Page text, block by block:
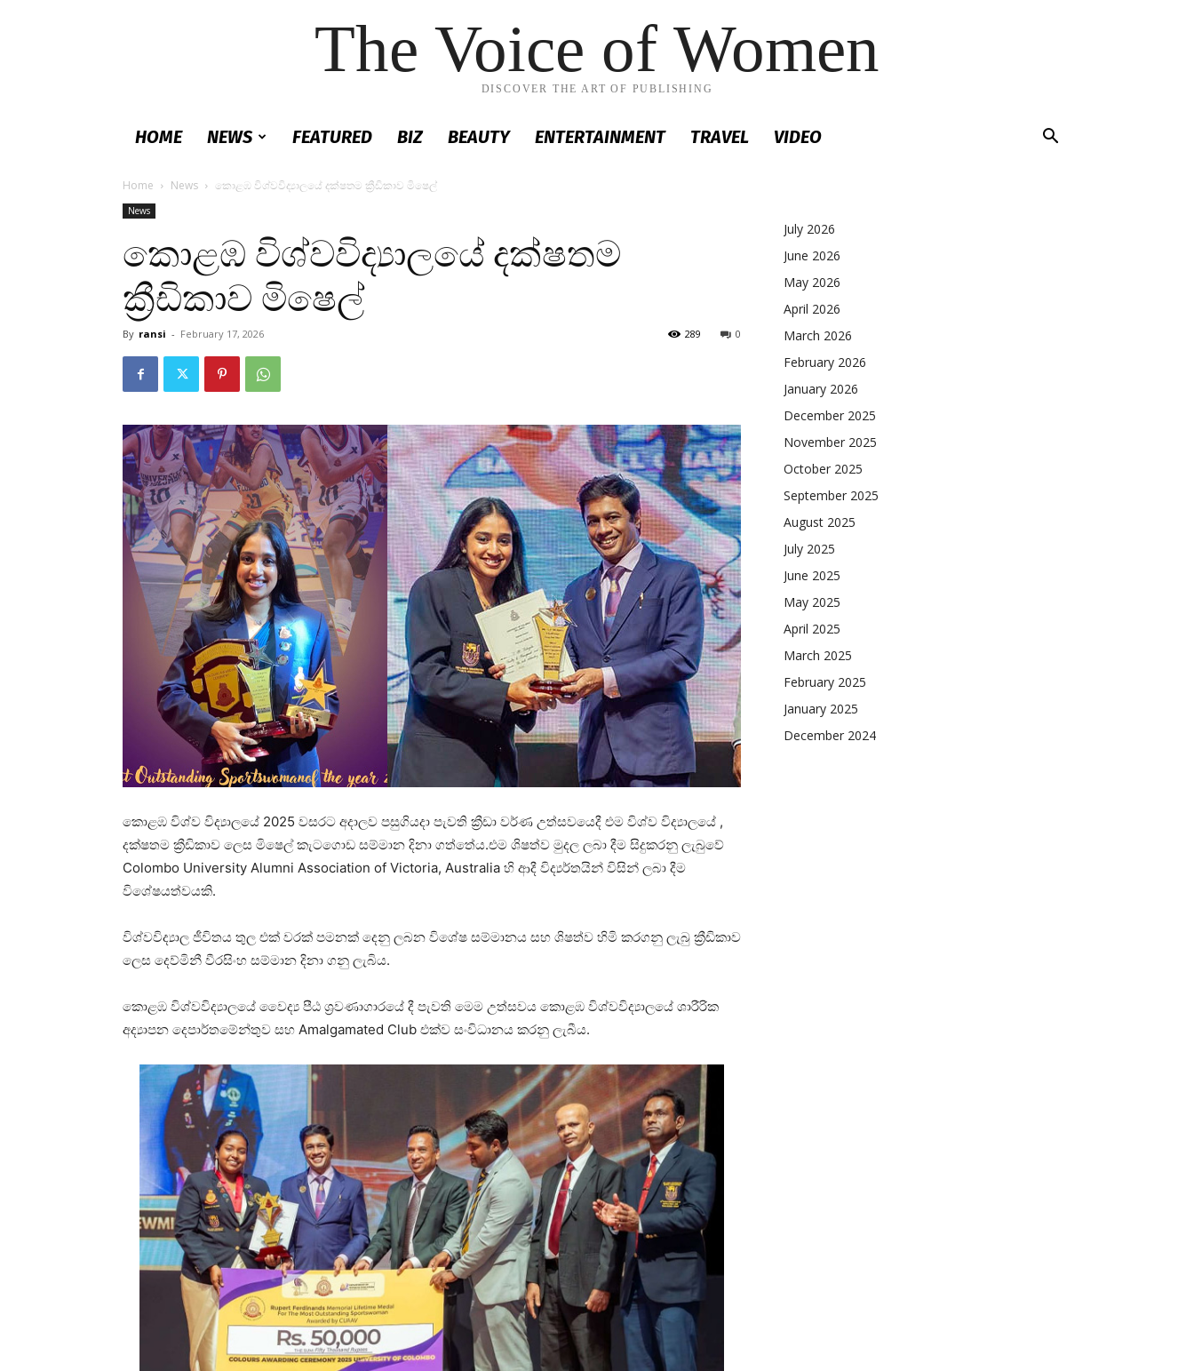
The Voice of Women
DISCOVER THE ART OF PUBLISHING
HOME NEWS FEATURED BIZ BEAUTY ENTERTAINMENT TRAVEL VIDEO
Home News කොළඹ විශ්වවිද්‍යාලයේ දක්ෂතම ක්‍රීඩිකාව මිෂෙල්
News
කොළඹ විශ්වවිද්‍යාලයේ දක්ෂතම
ක්‍රීඩිකාව මිෂෙල්
By ransi - February 17, 2026 0
289
කොළඹ විශ්ව විද්‍යාලයේ 2025 වසරට අදාලව පසුගියදා පැවති ක්‍රීඩා වර්ණ උත්සවයෙදී එම විශ්ව විද්‍යාලයේ ,
දක්ෂතම ක්‍රීඩිකාව ලෙස මිෂෙල් කැටගොඩ සම්මාන දිනා ගත්තේය.එම ශිෂත්ව මුදල ලබා දීම සිදුකරනු ලැබුවේ
Colombo University Alumni Association of Victoria, Australia හි ආදී විද්‍යර්තයින් විසින් ලබා දීම
විශේෂයත්වයකි.
විශ්වවිද්‍යාල ජීවිතය තුල එක් වරක් පමනක් දෙනු ලබන විශේෂ සම්මානය සහ ශිෂත්ව හිමි කරගනු ලැබු ක්‍රීඩිකාව
ලෙස දෙව්මිනී වීරසිංහ සම්මාන දිනා ගනු ලැබිය.
කොළඹ විශ්වවිද්‍යාලයේ වෛද්‍ය පීඨ ශ්‍රවණාගාරයේ දී පැවති මෙම උත්සවය කොළඹ විශ්වවිද්‍යාලයේ ශාරීරික
අද්‍යාපන දෙපාර්තමේන්තුව සහ Amalgamated Club එක්ව සංවිධානය කරනු ලැබීය.
July 2026
June 2026
May 2026
April 2026
March 2026
February 2026
January 2026
December 2025
November 2025
October 2025
September 2025
August 2025
July 2025
June 2025
May 2025
April 2025
March 2025
February 2025
January 2025
December 2024